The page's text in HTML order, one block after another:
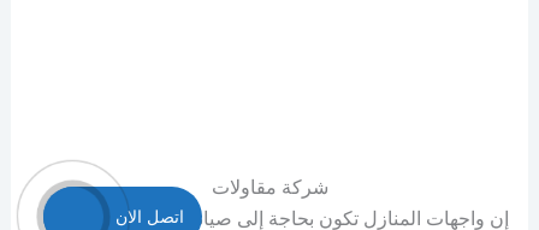
شركة مقاولات
إن واجهات المنازل تكون بحاجة إلى صيانة مستمرة بشكل
اتصل الان